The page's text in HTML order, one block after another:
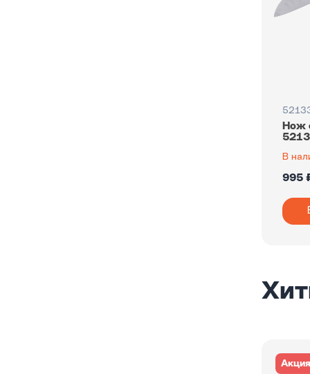
Нож
В
995
Акция